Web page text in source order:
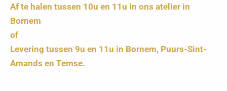
Af te halen tussen 10u en 11u in ons atelier in
Bornem
of
Levering tussen 9u en 11u in Bornem, Puurs-Sint-
Amands en Temse.